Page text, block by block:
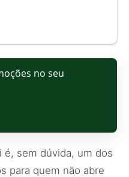
no seu
é, sem dúvida, um dos
para quem não abre